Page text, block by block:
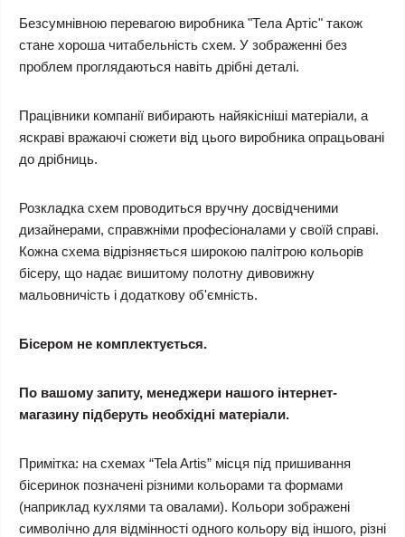
Безсумнівною перевагою виробника "Тела Артіс" також
стане хороша читабельність схем. У зображенні без
проблем проглядаються навіть дрібні деталі.
Працівники компанії вибирають найякісніші матеріали, а
яскраві вражаючі сюжети від цього виробника опрацьовані
до дрібниць.
Розкладка схем проводиться вручну досвідченими
дизайнерами, справжніми професіоналами у своїй справі.
Кожна схема відрізняється широкою палітрою кольорів
бісеру, що надає вишитому полотну дивовижну
мальовничість і додаткову об'ємність.
Бісером не комплектується.
По вашому запиту, менеджери нашого інтернет-
магазину підберуть необхідні матеріали.
Примітка: на схемах “Tela Artis” місця під пришивання
бісеринок позначені різними кольорами та формами
(наприклад кухлями та овалами). Кольори зображені
символічно для відмінності одного кольору від іншого, різні